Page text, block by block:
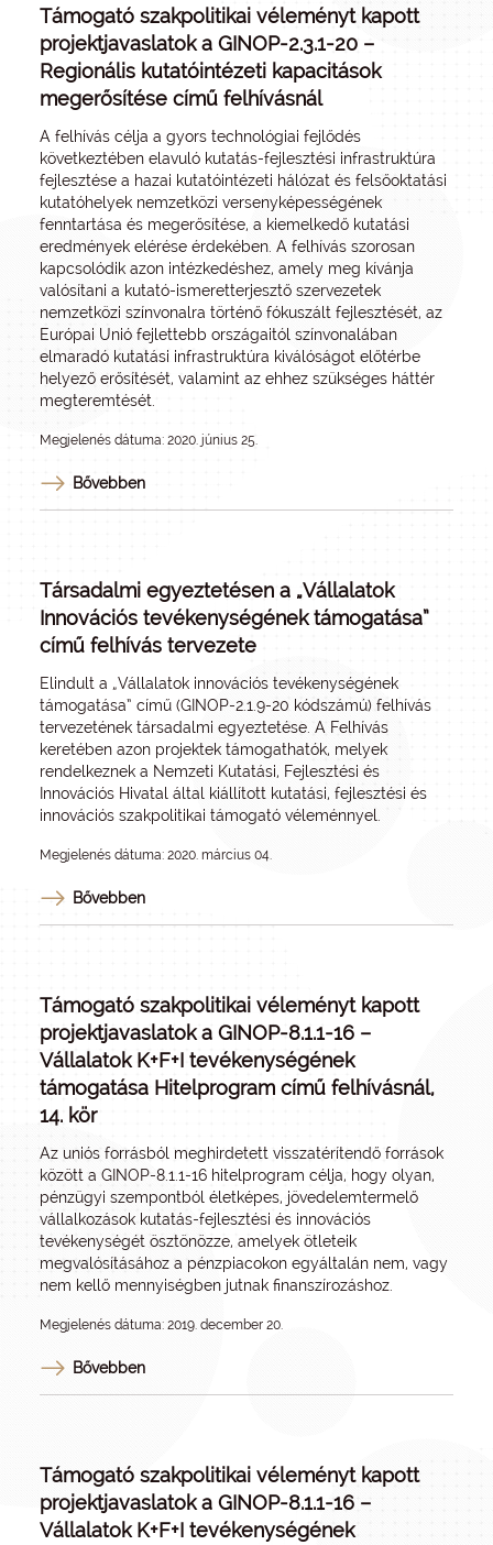
Támogató szakpolitikai véleményt kapott
projektjavaslatok a GINOP-2.3.1-20 –
Regionális kutatóintézeti kapacitások
megerősítése című felhívásnál
A felhívás célja a gyors technológiai fejlődés
következtében elavuló kutatás-fejlesztési infrastruktúra
fejlesztése a hazai kutatóintézeti hálózat és felsőoktatási
kutatóhelyek nemzetközi versenyképességének
fenntartása és megerősítése, a kiemelkedő kutatási
eredmények elérése érdekében. A felhívás szorosan
kapcsolódik azon intézkedéshez, amely meg kívánja
valósítani a kutató-ismeretterjesztő szervezetek
nemzetközi színvonalra történő fókuszált fejlesztését, az
Európai Unió fejlettebb országaitól színvonalában
elmaradó kutatási infrastruktúra kiválóságot előtérbe
helyező erősítését, valamint az ehhez szükséges háttér
megteremtését.
Megjelenés dátuma: 2020. június 25.
Bővebben
Társadalmi egyeztetésen a „Vállalatok
Innovációs tevékenységének támogatása”
című felhívás tervezete
Elindult a „Vállalatok innovációs tevékenységének
támogatása” című (GINOP-2.1.9-20 kódszámú) felhívás
tervezetének társadalmi egyeztetése. A Felhívás
keretében azon projektek támogathatók, melyek
rendelkeznek a Nemzeti Kutatási, Fejlesztési és
Innovációs Hivatal által kiállított kutatási, fejlesztési és
innovációs szakpolitikai támogató véleménnyel.
Megjelenés dátuma: 2020. március 04.
Bővebben
Támogató szakpolitikai véleményt kapott
projektjavaslatok a GINOP-8.1.1-16 –
Vállalatok K+F+I tevékenységének
támogatása Hitelprogram című felhívásnál,
14. kör
Az uniós forrásból meghirdetett visszatérítendő források
között a GINOP-8.1.1-16 hitelprogram célja, hogy olyan,
pénzügyi szempontból életképes, jövedelemtermelő
vállalkozások kutatás-fejlesztési és innovációs
tevékenységét ösztönözze, amelyek ötleteik
megvalósításához a pénzpiacokon egyáltalán nem, vagy
nem kellő mennyiségben jutnak finanszírozáshoz.
Megjelenés dátuma: 2019. december 20.
Bővebben
Támogató szakpolitikai véleményt kapott
projektjavaslatok a GINOP-8.1.1-16 –
Vállalatok K+F+I tevékenységének